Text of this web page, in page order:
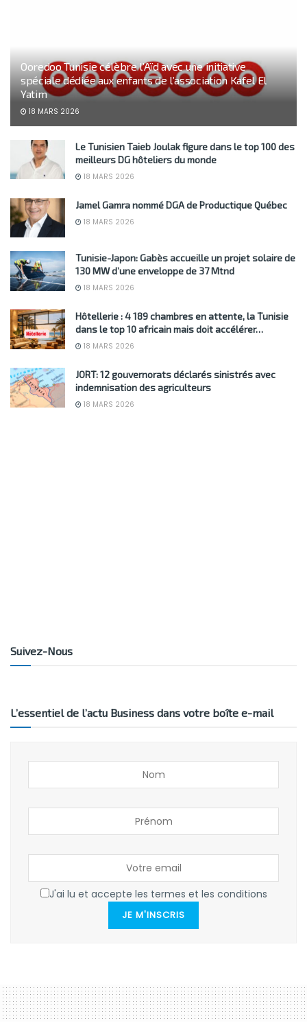
Ooredoo Tunisie célèbre l’Aïd avec une initiative
spéciale dédiée aux enfants de l’association Kafel El
Yatim
18 MARS 2026
Le Tunisien Taieb Joulak figure dans le top 100 des
meilleurs DG hôteliers du monde
18 MARS 2026
Jamel Gamra nommé DGA de Productique Québec
18 MARS 2026
Tunisie-Japon: Gabès accueille un projet solaire de
130 MW d’une enveloppe de 37 Mtnd
18 MARS 2026
Hôtellerie : 4 189 chambres en attente, la Tunisie
dans le top 10 africain mais doit accélérer…
18 MARS 2026
JORT: 12 gouvernorats déclarés sinistrés avec
indemnisation des agriculteurs
18 MARS 2026
Suivez-Nous
L’essentiel de l’actu Business dans votre boîte e-mail
J'ai lu et accepte les termes et les conditions
JE M'INSCRIS